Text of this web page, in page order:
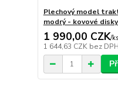
Plechový model
modrý - kovové
1 990,00 CZK/ks
1 644,63 CZK bez DPH